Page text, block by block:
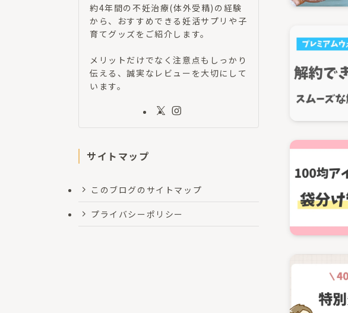
約4年間の不妊治療(体外受精)の経験
から、おすすめできる妊活サプリや子
育てグッズをご紹介します。
メリットだけでなく注意点もしっかり
伝える、誠実なレビューを大切にして
います。
サイトマップ
このブログのサイトマップ
プライバシーポリシー